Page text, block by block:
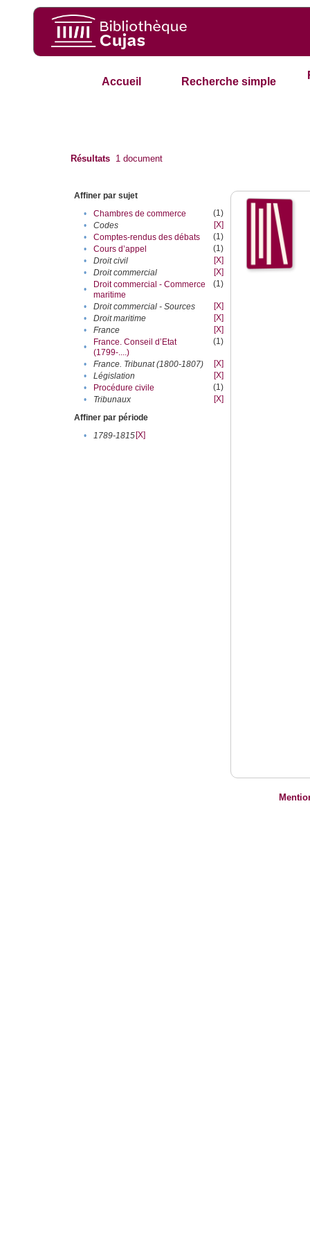
Accueil Recherche simple
Résultats 1 document
Affiner par sujet
•
Chambres de commerce
(1)
•
Codes
[X]
•
Comptes-rendus des débats
(1)
•
Cours d’appel
(1)
•
Droit civil
[X]
•
Droit commercial
[X]
•
Droit commercial - Commerce
maritime
(1)
• Droit commercial - Sources
[X]
•
Droit maritime
[X]
•
France
[X]
•
France. Conseil d’Etat
(1799-....)
(1)
• France. Tribunat (1800-1807)
[X]
•
Législation
[X]
•
Procédure civile
(1)
•
Tribunaux
[X]
Affiner par période
•
1789-1815[X]